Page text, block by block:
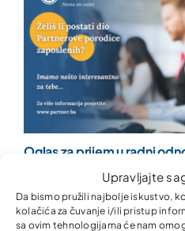
Upravljajte
Da bismo pružili najbolje iskustvo,
kolačića za čuvanje i/ili pristup
sa ovim tehnologijama će nam
Oglas za prijem u radni
izvršilac, opština Žepče